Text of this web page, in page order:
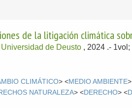
de la litigación climática
Universidad de Deusto , 2024 .-
CLIMÁTICO> <MEDIO AMBIENTE
NATURALEZA> <DERECHO> <